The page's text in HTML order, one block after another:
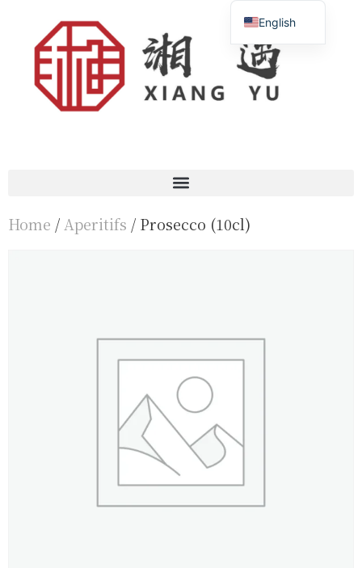
Home / Aperitifs / Prosecco (10cl)
English
Français
简体中文